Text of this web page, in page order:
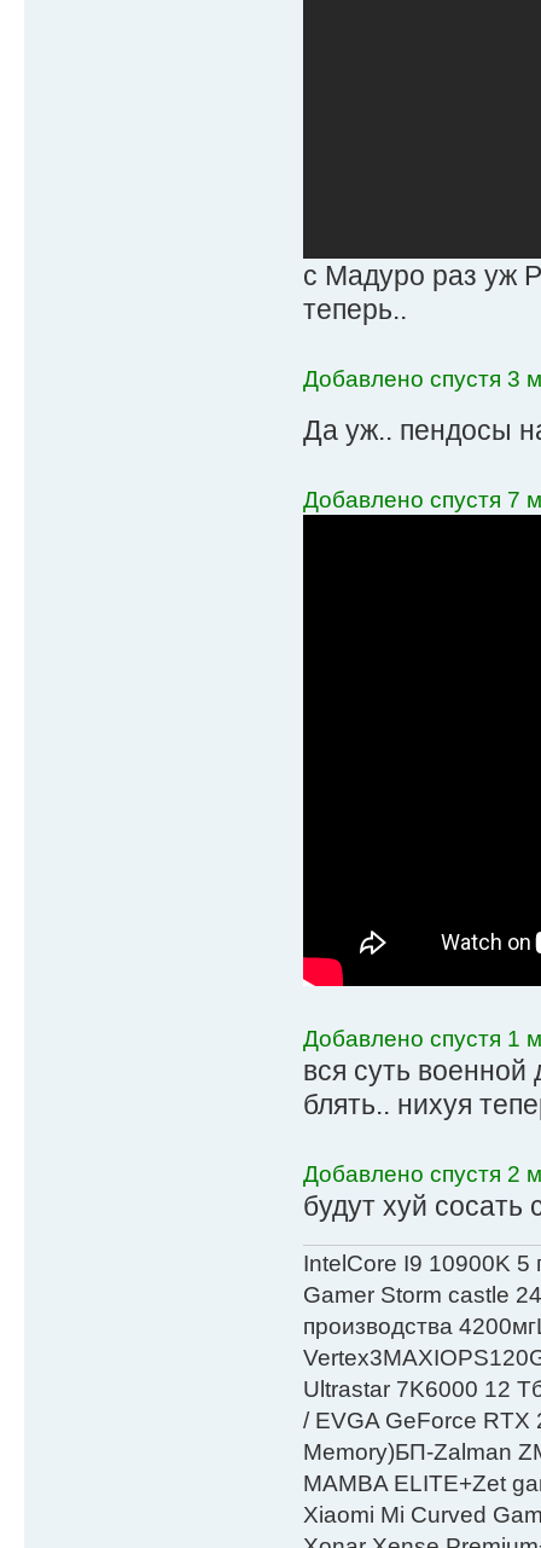
с Мадуро раз уж
теперь..
Добавлено спустя 3
Да уж.. пендосы
Добавлено спустя 7
Добавлено спустя 1
вся суть
блять.. нихуя
Добавлено спустя 2
будут хуй сосать
IntelСore I9 10900K 5
Gamer Storm castle
производства
Ultrastar 7K6000 12
/ EVGA GeForce RTX
Мemory)БП-Zalman
MAMBA ELITE+Zet
Xiaomi Mi Curved